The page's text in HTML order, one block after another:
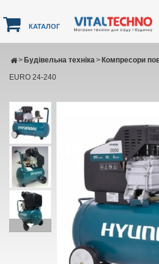
КАТАЛОГ
Будівельна техніка
> Компресори
>
EURO 24-240